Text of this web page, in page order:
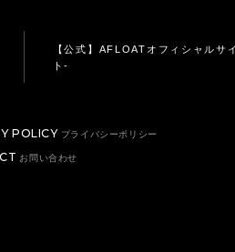
【公式】AFLOATオフィシャルサ
ト-
POLICY プライバシーポリシー
お問い合わせ